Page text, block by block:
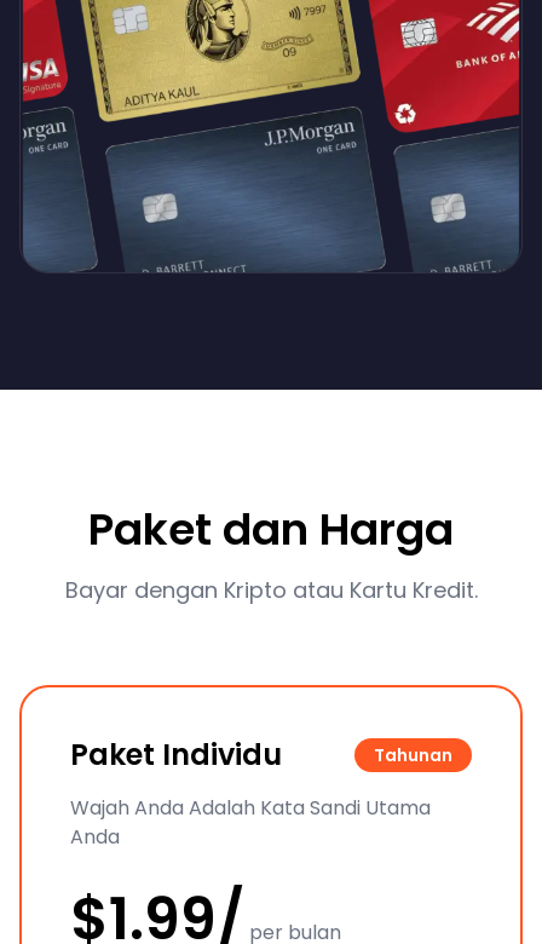
Paket dan Harga
Bayar dengan Kripto atau Kartu Kredit.
Paket Individu Tahunan
Wajah Anda Adalah Kata Sandi Utama
Anda
$1.99/ per bulan